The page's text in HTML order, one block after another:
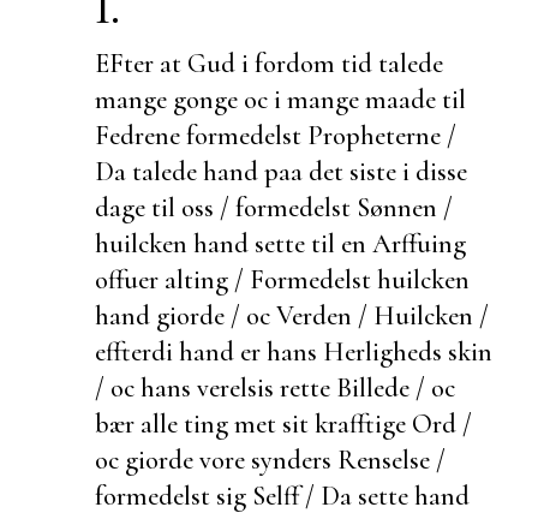
EFter at Gud i fordom tid talede
mange gonge oc i mange maade til
Fedrene formedelst Propheterne /
Da talede hand paa det siste i disse
dage til oss / formedelst Sønnen /
huilcken hand sette til en Arffuing
offuer alting / Formedelst huilcken
hand giorde / oc Verden / Huilcken /
effterdi hand er hans Herligheds skin
/ oc hans verelsis rette Billede / oc
bær alle ting met sit krafftige Ord /
oc giorde vore synders Renselse /
formedelst sig Selff / Da sette hand